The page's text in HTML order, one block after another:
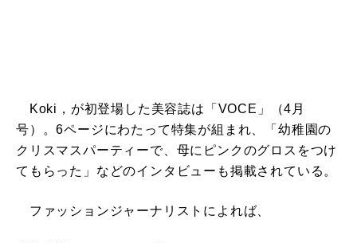
Koki，が初登場した美容誌は「VOCE」（4月
号）。6ページにわたって特集が組まれ、「幼稚園の
クリスマスパーティーで、母にピンクのグロスをつけ
てもらった」などのインタビューも掲載されている。
ファッションジャーナリストによれば、